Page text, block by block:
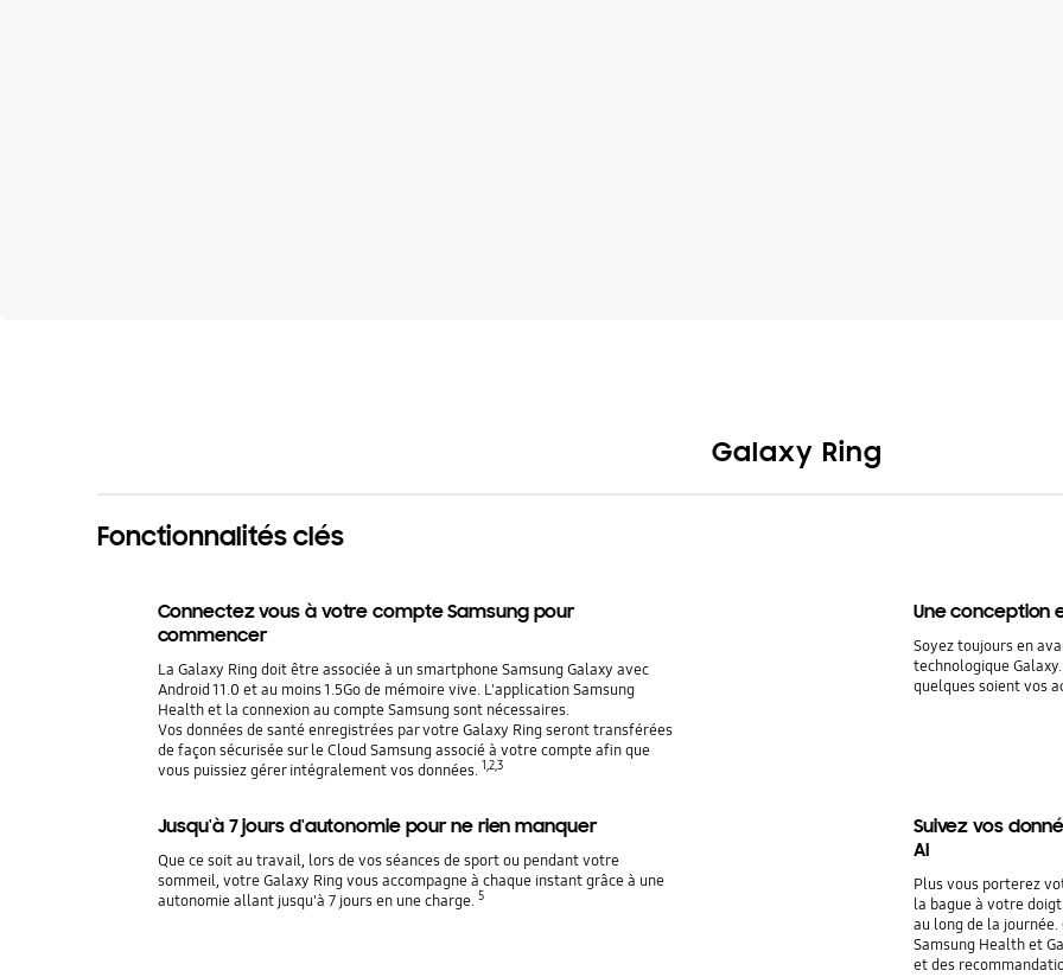
Galaxy Ring
Fonctionnalités clés
Connectez vous à votre compte Samsung pour
commencer
La Galaxy Ring doit être associée à un smartphone Samsung Galaxy avec
Android 11.0 et au moins 1.5Go de mémoire vive. L'application Samsung
Health et la connexion au compte Samsung sont nécessaires.
Vos données de santé enregistrées par votre Galaxy Ring seront transférées
de façon sécurisée sur le Cloud Samsung associé à votre compte afin que
vous puissiez gérer intégralement vos données. 1,2,3
Une conception
Soyez toujours en
technologique
quelques soient vos
Jusqu'à 7 jours d'autonomie pour ne rien manquer
Que ce soit au travail, lors de vos séances de sport ou pendant votre
sommeil, votre Galaxy Ring vous accompagne à chaque instant grâce à une
autonomie allant jusqu'à 7 jours en une charge. 5
Suivez vos
AI
Plus vous porterez
la bague à votre
au long de la
Samsung Health et
et des